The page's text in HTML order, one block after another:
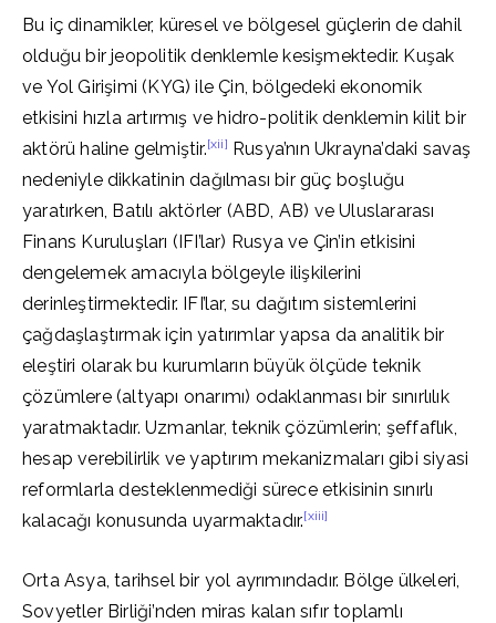
Bu iç dinamikler, küresel ve bölgesel güçlerin de dahil
olduğu bir jeopolitik denklemle kesişmektedir. Kuşak
ve Yol Girişimi (KYG) ile Çin, bölgedeki ekonomik
etkisini hızla artırmış ve hidro-politik denklemin kilit bir
aktörü haline gelmiştir.[xii] Rusya’nın Ukrayna’daki savaş
nedeniyle dikkatinin dağılması bir güç boşluğu
yaratırken, Batılı aktörler (ABD, AB) ve Uluslararası
Finans Kuruluşları (IFI’lar) Rusya ve Çin’in etkisini
dengelemek amacıyla bölgeyle ilişkilerini
derinleştirmektedir. IFI’lar, su dağıtım sistemlerini
çağdaşlaştırmak için yatırımlar yapsa da analitik bir
eleştiri olarak bu kurumların büyük ölçüde teknik
çözümlere (altyapı onarımı) odaklanması bir sınırlılık
yaratmaktadır. Uzmanlar, teknik çözümlerin; şeffaflık,
hesap verebilirlik ve yaptırım mekanizmaları gibi siyasi
reformlarla desteklenmediği sürece etkisinin sınırlı
kalacağı konusunda uyarmaktadır.[xiii]
Orta Asya, tarihsel bir yol ayrımındadır. Bölge ülkeleri,
Sovyetler Birliği’nden miras kalan sıfır toplamlı